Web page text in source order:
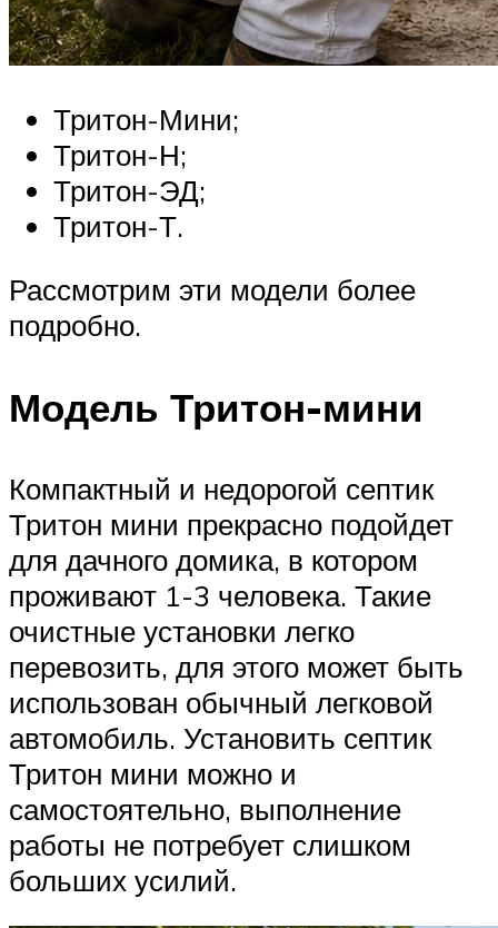
Тритон-Мини;
Тритон-Н;
Тритон-ЭД;
Тритон-Т.
Рассмотрим эти модели более
подробно.
Модель Тритон-мини
Компактный и недорогой септик
Тритон мини прекрасно подойдет
для дачного домика, в котором
проживают 1-3 человека. Такие
очистные установки легко
перевозить, для этого может быть
использован обычный легковой
автомобиль. Установить септик
Тритон мини можно и
самостоятельно, выполнение
работы не потребует слишком
больших усилий.